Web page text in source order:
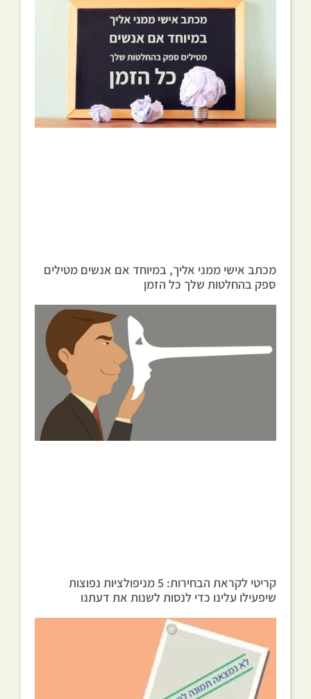
מכתב אישי ממני אליך, במיוחד אם אנשים מטילים
ספק בהחלטות שלך כל הזמן
קריטי לקראת הבחירות: 5 מניפולציות נפוצות
שיפעילו עלינו כדי לנסות לשנות את דעתנו